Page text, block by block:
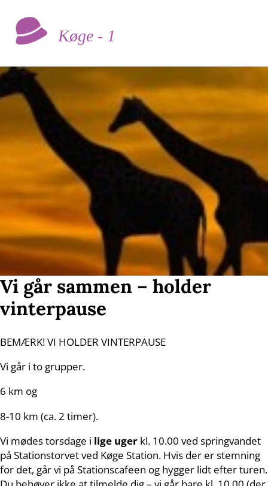
Køge - 1
Vi går sammen – holder
vinterpause
BEMÆRK! VI HOLDER VINTERPAUSE
Vi går i to grupper.
6 km og
8-10 km (ca. 2 timer).
Vi mødes torsdage i lige uger kl. 10.00 ved springvandet
på Stationstorvet ved Køge Station. Hvis der er stemning
for det, går vi på Stationscafeen og hygger lidt efter turen.